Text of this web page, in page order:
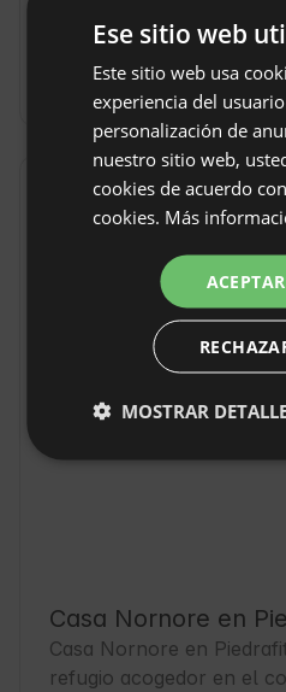
antes de llegar
Localización
Piedrafita de Jaca, Provincia
Casa Nornore en
Casa Nornore en
refugio acogedor en el
Ese sitio web
Este sitio web usa
experiencia del
personalización de
nuestro sitio web,
cookies de acuerdo
cookies. Más
MOSTRAR